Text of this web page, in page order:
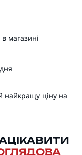
магазині
ціну на